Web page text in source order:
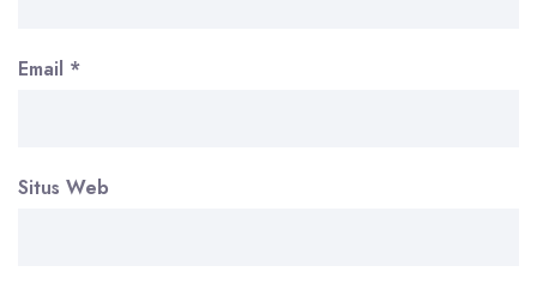
Email *
Situs Web